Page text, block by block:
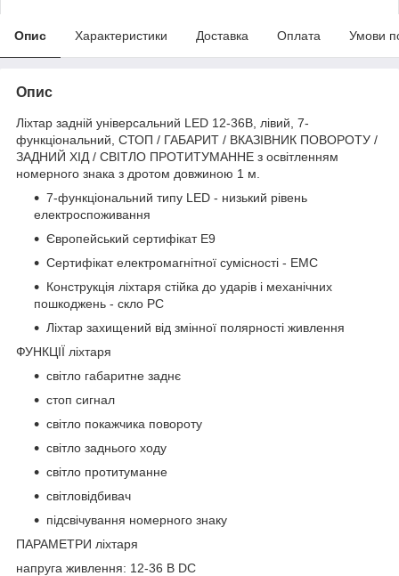
Опис Характеристики Доставка Оплата Умови
Опис
Ліхтар задній універсальний LED 12-36В, лівий, 7-
функціональний, СТОП / ГАБАРИТ / ВКАЗІВНИК ПОВОРОТУ /
ЗАДНИЙ ХІД / СВІТЛО ПРОТИТУМАННЕ з освітленням
номерного знака з дротом довжиною 1 м.
7-функціональний типу LED - низький рівень
електроспоживання
Європейський сертифікат E9
Сертифікат електромагнітної сумісності - EMC
Конструкція ліхтаря стійка до ударів і механічних
пошкоджень - скло PC
Ліхтар захищений від змінної полярності живлення
ФУНКЦІЇ ліхтаря
світло габаритне заднє
стоп сигнал
світло покажчика повороту
світло заднього ходу
світло протитуманне
світловідбивач
підсвічування номерного знаку
ПАРАМЕТРИ ліхтаря
напруга живлення: 12-36 В DC